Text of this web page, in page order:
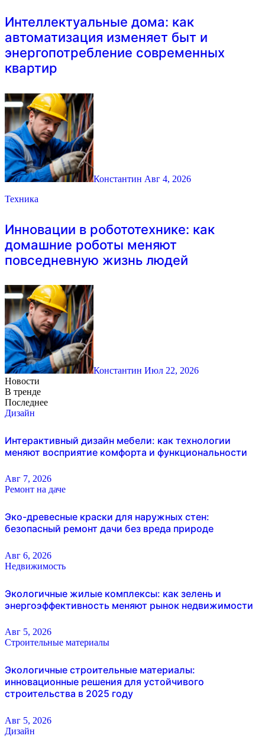
Интеллектуальные дома: как
автоматизация изменяет быт и
энергопотребление современных
квартир
Константин Авг 4, 2026
Техника
Инновации в робототехнике: как
домашние роботы меняют
повседневную жизнь людей
Константин Июл 22, 2026
Новости
В тренде
Последнее
Дизайн
Интерактивный дизайн мебели: как технологии
меняют восприятие комфорта и функциональности
Авг 7, 2026
Ремонт на даче
Эко-древесные краски для наружных стен:
безопасный ремонт дачи без вреда природе
Авг 6, 2026
Недвижимость
Экологичные жилые комплексы: как зелень и
энергоэффективность меняют рынок недвижимости
Авг 5, 2026
Строительные материалы
Экологичные строительные материалы:
инновационные решения для устойчивого
строительства в 2025 году
Авг 5, 2026
Дизайн